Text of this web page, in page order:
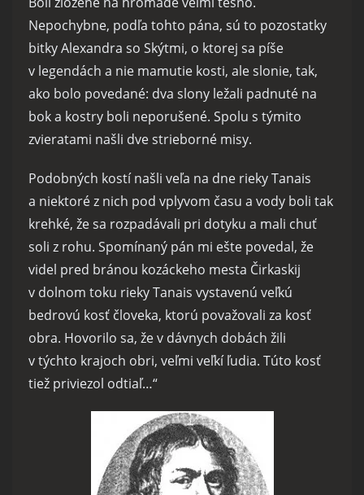
Nepochybne, podľa tohto pána, sú to pozostatky
bitky Alexandra so Skýtmi, o ktorej sa píše
v legendách a nie mamutie kosti, ale slonie, tak,
ako bolo povedané: dva slony ležali padnuté na
bok a kostry boli neporušené. Spolu s týmito
zvieratami našli dve strieborné misy.
Podobných kostí našli veľa na dne rieky Tanais
a niektoré z nich pod vplyvom času a vody boli tak
krehké, že sa rozpadávali pri dotyku a mali chuť
soli z rohu. Spomínaný pán mi ešte povedal, že
videl pred bránou kozáckeho mesta Čirkaskij
v dolnom toku rieky Tanais vystavenú veľkú
bedrovú kosť človeka, ktorú považovali za kosť
obra. Hovorilo sa, že v dávnych dobách žili
v týchto krajoch obri, veľmi veľkí ľudia. Túto kosť
tiež priviezol odtiaľ…“